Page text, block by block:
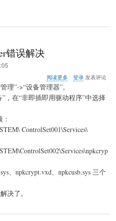
错误解决
阅读更多
Control
解
登录发表评论
理”->“设备管理器”。
，在“非即插即用驱动程序”中选择
ControlSet001\Services\
、npkcrypt.vxd、npkcusb.sys 三个
决了。